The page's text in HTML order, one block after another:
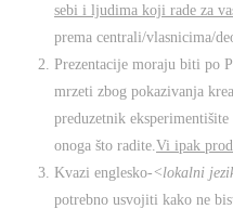
sebi i ljudima koji rade za
prema centrali/vlasnicima/
Prezentacije moraju biti po
mrzeti zbog pokazivanja
preduzetnik
onoga što radite.Vi ipak
Kvazi englesko- <lokalni
potrebno usvojiti kako ne